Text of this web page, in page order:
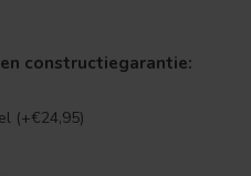
constructiegarantie:
(+€24,95)